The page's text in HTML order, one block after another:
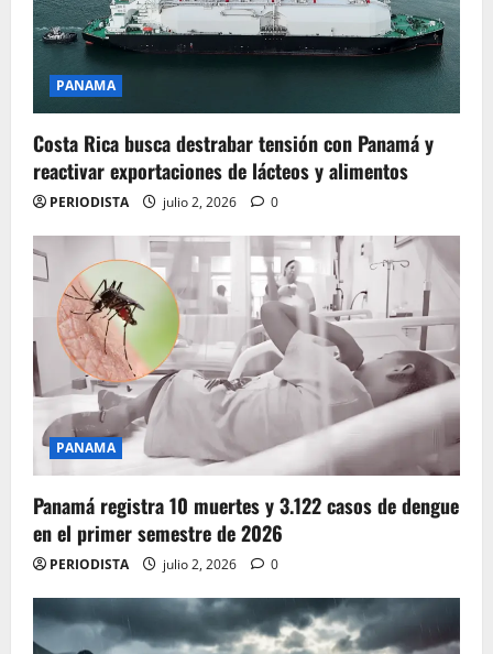
PANAMA
Costa Rica busca destrabar tensión con Panamá y
reactivar exportaciones de lácteos y alimentos
PERIODISTA julio 2, 2026 0
PANAMA
Panamá registra 10 muertes y 3.122 casos de dengue
en el primer semestre de 2026
PERIODISTA julio 2, 2026 0